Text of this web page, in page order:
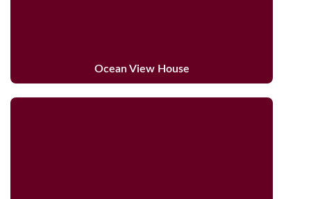
Ocean View House